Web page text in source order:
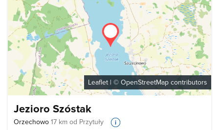
Leaflet | © OpenStreetMap contributors
Jezioro Szóstak
Orzechowo 17 km od Przytuły